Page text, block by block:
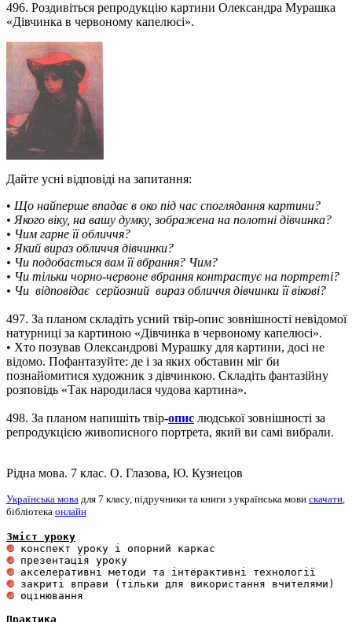
496. Роздивіться репродукцію картини Олександра Мурашка
«Дівчинка в червоному капелюсі».
Дайте усні відповіді на запитання:
• Що найперше впадає в око під час споглядання картини?
• Якого віку, на вашу думку, зображена на полотні дівчинка?
• Чим гарне її обличчя?
• Який вираз обличчя дівчинки?
• Чи подобається вам її вбрання? Чим?
• Чи тільки чорно-червоне вбрання контрастує на портреті?
• Чи відповідає серйозний вираз обличчя дівчинки її вікові?
497. За планом складіть усний твір-опис зовнішності невідомої
натурниці за картиною «Дівчинка в червоному капелюсі».
• Хто позував Олександрові Мурашку для картини, досі не
відомо. Пофантазуйте: де і за яких обставин міг би
познайомитися художник з дівчинкою. Складіть фантазійну
розповідь «Так народилася чудова картина».
498. За планом напишіть твір-опис людської зовнішності за
репродукцією живописного портрета, який ви самі вибрали.
Рідна мова. 7 клас. О. Глазова, Ю. Кузнецов
Українська мова для 7 класу, підручники та книги з українська мови скачати,
бібліотека онлайн
Зміст уроку
оцінювання
Практика